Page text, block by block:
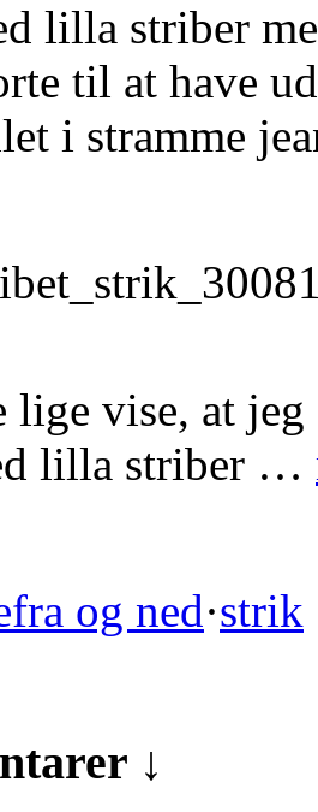
lilla striber
til at have
i stramme
lige vise, at
lilla striber …
og ned·strik
↓